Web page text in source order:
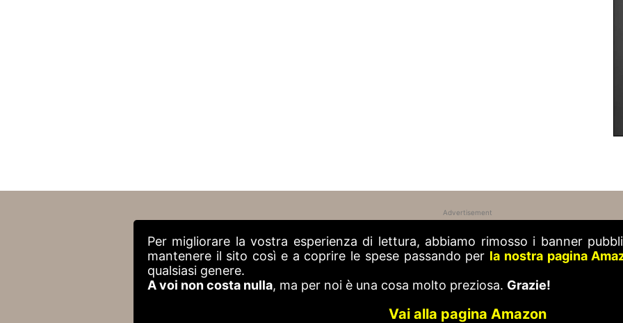
Advertisement
Per migliorare la vostra esperienza di lettura, abbiamo rimosso i banner
mantenere il sito così e a coprire le spese passando per la nostra pagina
qualsiasi genere.
A voi non costa nulla, ma per noi è una cosa molto preziosa. Grazie!
Vai alla pagina Amazon